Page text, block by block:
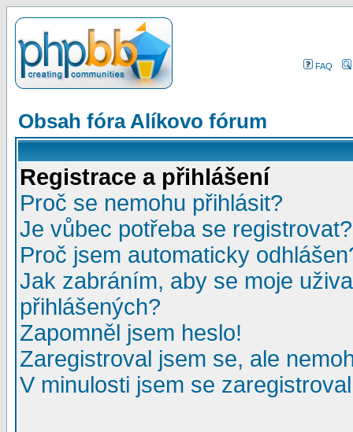
FAQ
Obsah fóra Alíkovo fórum
Registrace a přihlášení
Proč se nemohu přihlásit?
Je vůbec potřeba se registrovat?
Proč jsem automaticky
Jak zabráním, aby se moje
přihlášených?
Zapomněl jsem heslo!
Zaregistroval jsem se, ale
V minulosti jsem se